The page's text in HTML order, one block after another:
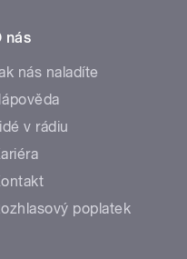
nás
nás naladíte
v rádiu
poplatek